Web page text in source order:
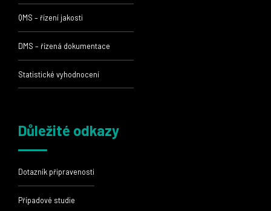
QMS – řízení jakosti
DMS – řízená dokumentace
Statistické vyhodnocení
Důležité odkazy
Dotazník připravenosti
Případové studie